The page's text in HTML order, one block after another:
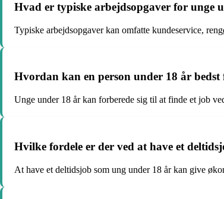
Hvad er typiske arbejdsopgaver for unge
Typiske arbejdsopgaver kan omfatte kundeservice,
Hvordan kan en person under 18 år
Unge under 18 år kan forberede sig til at finde et job
Hvilke fordele er der ved at have et
At have et deltidsjob som ung under 18 år kan give